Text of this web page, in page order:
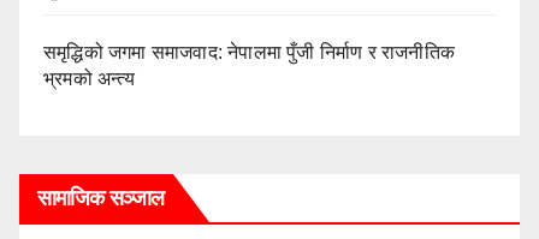
समृद्धिको जगमा समाजवाद: नेपालमा पुँजी निर्माण र राजनीतिक
भ्रमको अन्त्य
सामाजिक सञ्जाल